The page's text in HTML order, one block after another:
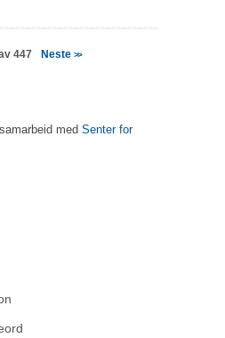
447 Neste >>
med Senter for